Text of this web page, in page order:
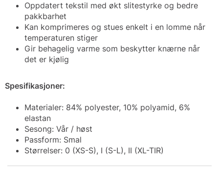
Oppdatert tekstil med økt slitestyrke og bedre
pakkbarhet
Kan komprimeres og stues enkelt i en lomme når
temperaturen stiger
Gir behagelig varme som beskytter knærne når
det er kjølig
Spesifikasjoner:
Materialer: 84% polyester, 10% polyamid, 6%
elastan
Sesong: Vår / høst
Passform: Smal
Størrelser: 0 (XS-S), I (S-L), II (XL-TIR)